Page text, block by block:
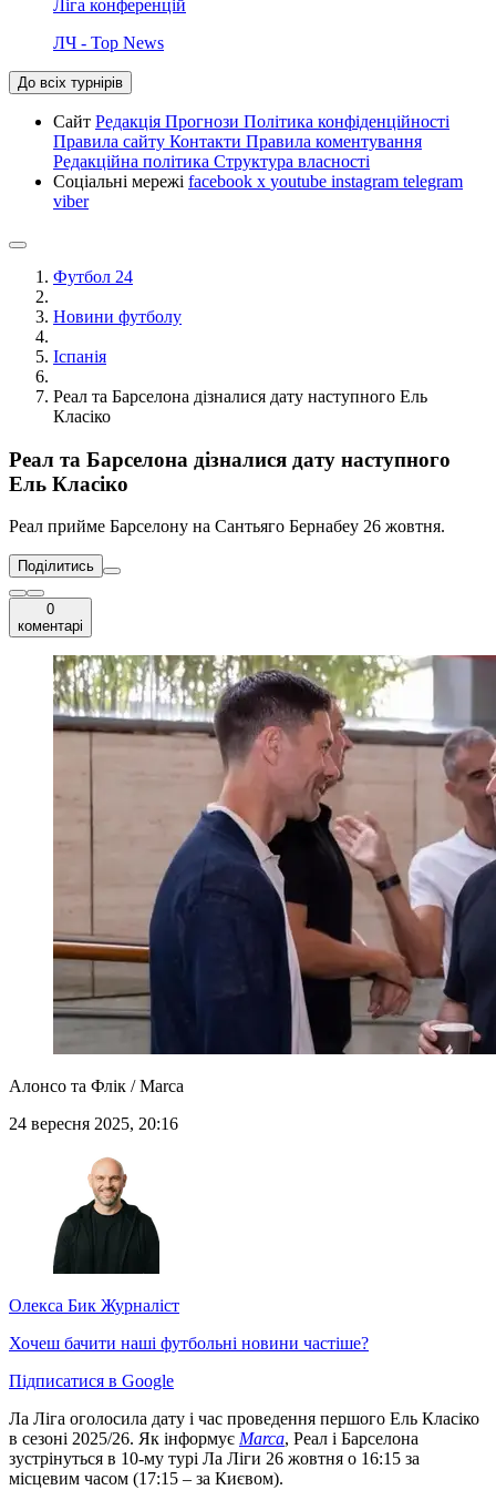
Ліга конференцій
ЛЧ - Top News
До всіх турнірів
Сайт Редакція Прогнози Політика конфіденційності
Правила сайту Контакти Правила коментування
Редакційна політика Структура власності
Соціальні мережі facebook x youtube instagram telegram
viber
Футбол 24
Новини футболу
Іспанія
Реал та Барселона дізналися дату наступного Ель
Класіко
Реал та Барселона дізналися дату наступного
Ель Класіко
Реал прийме Барселону на Сантьяго Бернабеу 26 жовтня.
Поділитись
0
коментарі
Алонсо та Флік / Marca
24 вересня 2025, 20:16
Олекса Бик Журналіст
Хочеш бачити наші футбольні новини частіше?
Підписатися в Google
Ла Ліга оголосила дату і час проведення першого Ель Класіко
в сезоні 2025/26. Як інформує Marca, Реал і Барселона
зустрінуться в 10-му турі Ла Ліги 26 жовтня о 16:15 за
місцевим часом (17:15 – за Києвом).